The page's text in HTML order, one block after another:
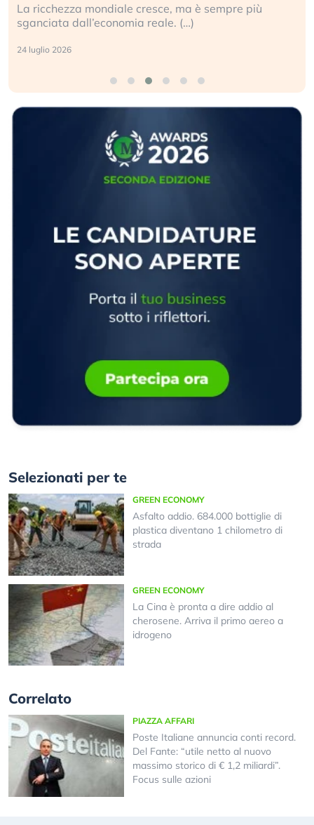
La ricchezza mondiale cresce, ma è sempre più
sganciata dall’economia reale. (…)
24 luglio 2026
Selezionati per te
GREEN ECONOMY
Asfalto addio. 684.000 bottiglie di
plastica diventano 1 chilometro di
strada
GREEN ECONOMY
La Cina è pronta a dire addio al
cherosene. Arriva il primo aereo a
idrogeno
Correlato
PIAZZA AFFARI
Poste Italiane annuncia conti record.
Del Fante: “utile netto al nuovo
massimo storico di € 1,2 miliardi”.
Focus sulle azioni